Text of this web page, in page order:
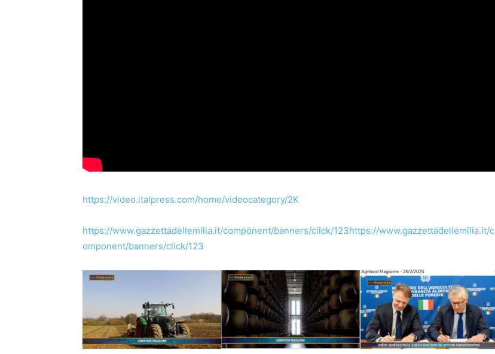
https://video.italpress.com/home/videocategory/2K
https://www.gazzettadellemilia.it/component/banners/click/123https://www.gazzettadellemilia.it/c
omponent/banners/click/123